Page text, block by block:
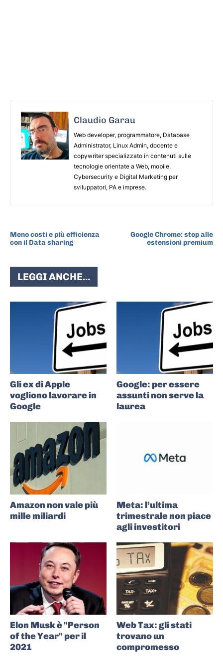
Claudio Garau
Web developer, programmatore, Database
Administrator, Linux Admin, docente e
copywriter specializzato in contenuti sulle
tecnologie orientate a Web, mobile,
Cybersecurity e Digital Marketing per
sviluppatori, PA e imprese.
Meno costi e più efficienza
con il Data sharing
Google Chrome: stop alle
estensioni premium
LEGGI ANCHE...
Gli ex di Apple
vogliono lavorare in
Google
Google: per essere
assunti non serve la
laurea
Amazon non vale più
mille miliardi
Meta: l’ultima
trimestrale non piace
agli investitori
Elon Musk è "Person
of the Year" per il
2021
Web Tax: gli stati
trovano un
compromesso